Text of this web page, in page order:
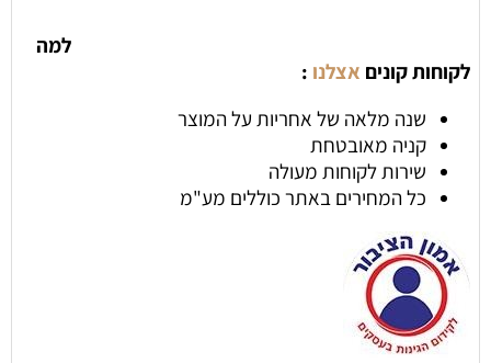
למה
לקוחות קונים אצלנו :
שנה מלאה של אחריות על המוצר
קניה מאובטחת
שירות לקוחות מעולה
כל המחירים באתר כוללים מע"מ